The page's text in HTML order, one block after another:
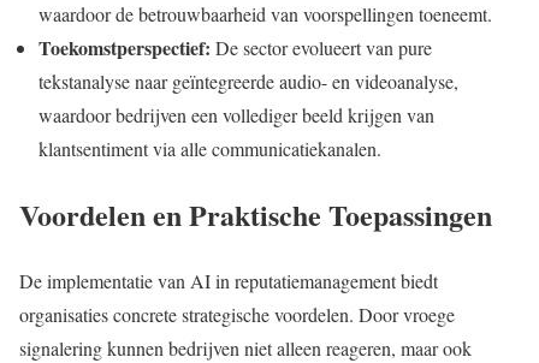
waardoor de betrouwbaarheid van voorspellingen toeneemt.
Toekomstperspectief: De sector evolueert van pure
tekstanalyse naar geïntegreerde audio- en videoanalyse,
waardoor bedrijven een vollediger beeld krijgen van
klantsentiment via alle communicatiekanalen.
Voordelen en Praktische Toepassingen
De implementatie van AI in reputatiemanagement biedt
organisaties concrete strategische voordelen. Door vroege
signalering kunnen bedrijven niet alleen reageren, maar ook